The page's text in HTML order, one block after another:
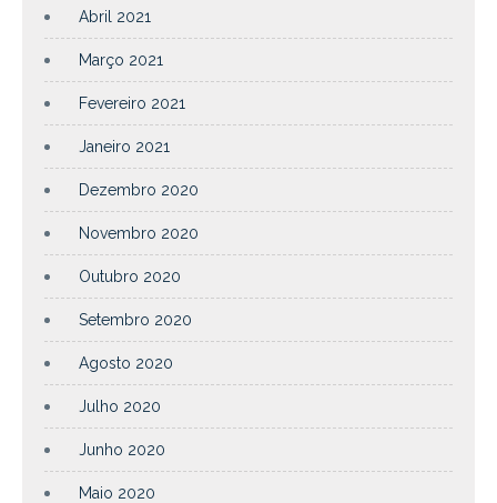
Abril 2021
Março 2021
Fevereiro 2021
Janeiro 2021
Dezembro 2020
Novembro 2020
Outubro 2020
Setembro 2020
Agosto 2020
Julho 2020
Junho 2020
Maio 2020